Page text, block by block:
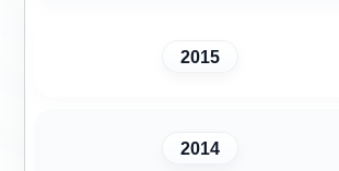
2015
2014